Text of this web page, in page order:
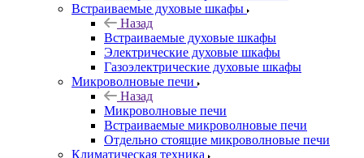
Встраиваемые духовые шкафы
Назад
Встраиваемые духовые шкафы
Электрические духовые шкафы
Газоэлектрические духовые шкафы
Микроволновые печи
Назад
Микроволновые печи
Встраиваемые микроволновые печи
Отдельно стоящие микроволновые печи
Климатическая техника